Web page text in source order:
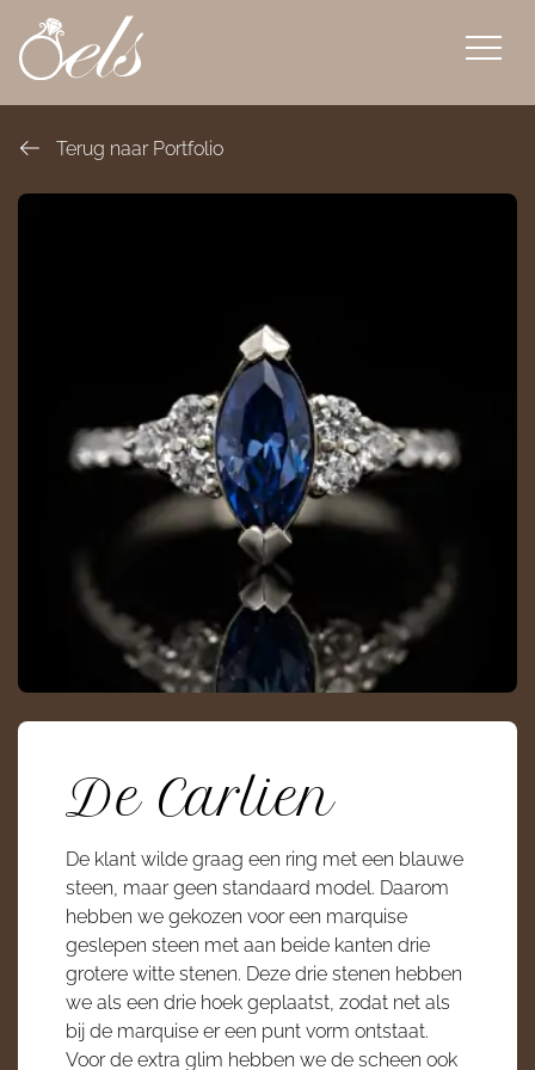
overslaan
Terug naar Portfolio
De Carlien
De klant wilde graag een ring met een blauwe
steen, maar geen standaard model. Daarom
hebben we gekozen voor een marquise
geslepen steen met aan beide kanten drie
grotere witte stenen. Deze drie stenen hebben
we als een drie hoek geplaatst, zodat net als
bij de marquise er een punt vorm ontstaat.
Voor de extra glim hebben we de scheen ook